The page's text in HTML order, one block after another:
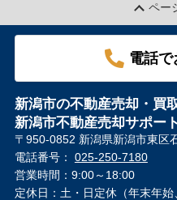
ペー
電話
新潟市の不動産売却・買
新潟市不動産売却サポー
〒950-0852 新潟県新潟市東区
電話番号： 025-250-7180
営業時間：9:00～18:00
定休日：土・日定休（年末年始